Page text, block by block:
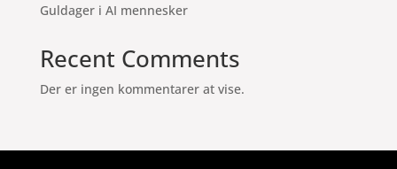
Guldager i AI mennesker
Recent Comments
Der er ingen kommentarer at vise.